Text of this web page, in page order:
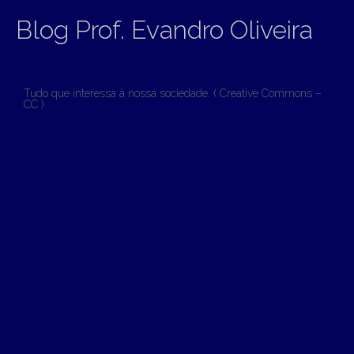
Blog Prof. Evandro Oliveira
Tudo que interessa à nossa sociedade. ( Creative Commons –
CC )